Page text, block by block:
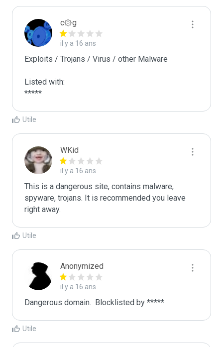
c۞g
il y a 16 ans
Exploits / Trojans / Virus / other Malware
Listed with:
*****
Utile
WKid
il y a 16 ans
This is a dangerous site, contains malware,
spyware, trojans. It is recommended you leave
right away.
Utile
Anonymized
il y a 16 ans
Dangerous domain.  Blocklisted by *****
Utile